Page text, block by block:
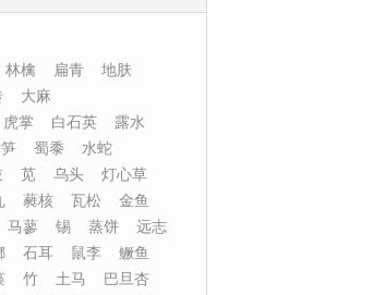
林檎 扁青
地肤
大麻
虎掌 白石英
露水
蜀黍
水蛇
苋 乌头
灯心草
蕤核 瓦松
金鱼
马蓼 锡 蒸饼
远志
石耳 鼠李
鳜鱼
竹 土马
巴旦杏